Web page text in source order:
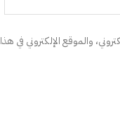
والموقع الإلكتروني في